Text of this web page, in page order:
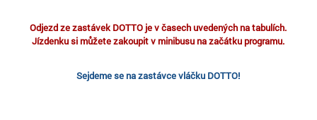
Odjezd ze zastávek DOTTO je v časech uvedených na tabulích.
Jízdenku si můžete zakoupit v minibusu na začátku programu.
Sejdeme se na zastávce vláčku DOTTO!